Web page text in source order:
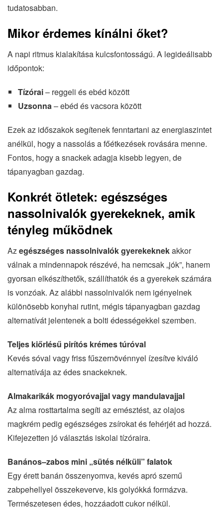
tudatosabban.
Mikor érdemes kínálni őket?
A napi ritmus kialakítása kulcsfontosságú. A legideálisabb
időpontok:
Tízórai– reggeli és ebéd között
Uzsonna– ebéd és vacsora között
Ezek az időszakok segítenek fenntartani az energiaszintet
anélkül, hogy a nassolás a főétkezések rovására menne.
Fontos, hogy a snackek adagja kisebb legyen, de
tápanyagban gazdag.
Konkrét ötletek: egészséges
nassolnivalók gyerekeknek, amik
tényleg működnek
Azegészséges nassolnivalók gyerekeknekakkor
válnak a mindennapok részévé, ha nemcsak „jók”, hanem
gyorsan elkészíthetők, szállíthatók és a gyerekek számára
is vonzóak. Az alábbi nassolnivalók nem igényelnek
különösebb konyhai rutint, mégis tápanyagban gazdag
alternatívát jelentenek a bolti édességekkel szemben.
Teljes kiőrlésű pirítós krémes túróval
Kevés sóval vagy friss fűszernövénnyel ízesítve kiváló
alternatívája az édes snackeknek.
Almakarikák mogyoróvajjal vagy mandulavajjal
Az alma rosttartalma segíti az emésztést, az olajos
magkrém pedig egészséges zsírokat és fehérjét ad hozzá.
Kifejezetten jó választás iskolai tízóraira.
Banános–zabos mini „sütés nélküli” falatok
Egy érett banán összenyomva, kevés apró szemű
zabpehellyel összekeverve, kis golyókká formázva.
Természetesen édes, hozzáadott cukor nélkül.